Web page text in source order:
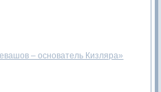
– основатель Кизляра»